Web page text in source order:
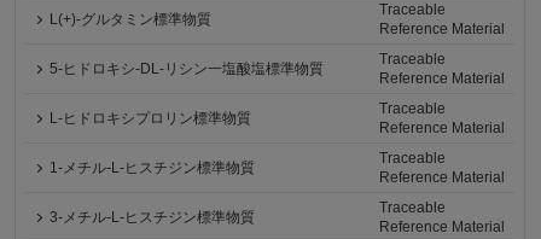
L(+)-グルタミン標準物質
Traceable
Reference Material
5-ヒドロキシ-DL-リシン一塩酸塩標準物質
Traceable
Reference Material
L-ヒドロキシプロリン標準物質
Traceable
Reference Material
1-メチル-L-ヒスチジン標準物質
Traceable
Reference Material
3-メチル-L-ヒスチジン標準物質
Traceable
Reference Material